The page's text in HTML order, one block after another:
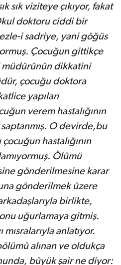
sık viziteye çıkıyor, fakat
doktoru ciddi bir
i sadriye, yani göğüs
Çocuğun gittikçe
müdürünün dikkatini
çocuğu doktora
yapılan
verem hastalığının
O devirde,bu
hastalığının
Ölümü
gönderilmesine karar
gönderilmek üzere
birlikte,
uğurlamaya gitmiş.
anlatıyor.
alınan ve oldukça
büyük şair ne diyor: